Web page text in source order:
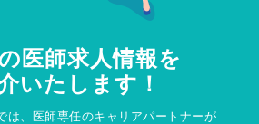
医師求人情報を
いたします！
は、医師専任のキャリアパートナーが